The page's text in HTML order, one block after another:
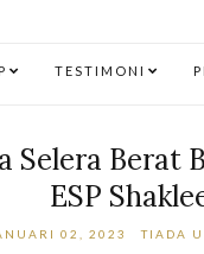
TESTIMONI
Selera Berat
ESP
02, 2023 TIADA